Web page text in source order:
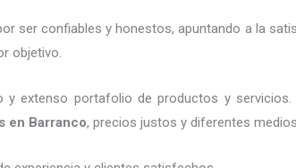
ser confiables y honestos, apuntando a la
objetivo.
y extenso portafolio de productos y
en Barranco, precios justos y diferentes